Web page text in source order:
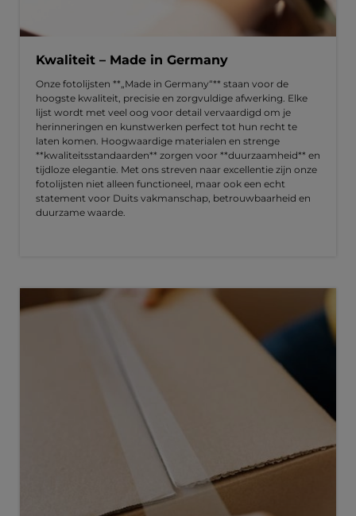
Kwaliteit – Made in Germany
Onze fotolijsten **„Made in Germany“** staan voor de
hoogste kwaliteit, precisie en zorgvuldige afwerking. Elke
lijst wordt met veel oog voor detail vervaardigd om je
herinneringen en kunstwerken perfect tot hun recht te
laten komen. Hoogwaardige materialen en strenge
**kwaliteitsstandaarden** zorgen voor **duurzaamheid** en
tijdloze elegantie. Met ons streven naar excellentie zijn onze
fotolijsten niet alleen functioneel, maar ook een echt
statement voor Duits vakmanschap, betrouwbaarheid en
duurzame waarde.